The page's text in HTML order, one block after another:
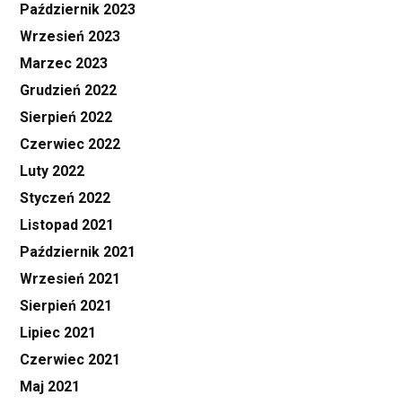
Październik 2023
Wrzesień 2023
Marzec 2023
Grudzień 2022
Sierpień 2022
Czerwiec 2022
Luty 2022
Styczeń 2022
Listopad 2021
Październik 2021
Wrzesień 2021
Sierpień 2021
Lipiec 2021
Czerwiec 2021
Maj 2021